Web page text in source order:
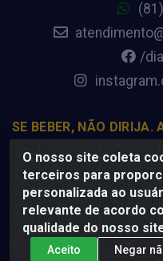
O nosso site coleta
terceiros para
personalizada ao
relevante de acordo
qualidade do nosso
Aceito Negar
/
SE BEBER, NÃO DIRIJA.
Dia Distribuição - Rodovia
PE, 54800-000 -